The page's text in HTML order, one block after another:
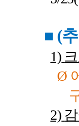
■ (
1)
Ø
2)